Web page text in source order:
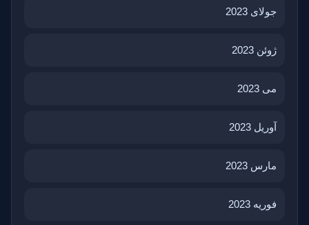
جولای 2023
ژوئن 2023
می 2023
آوریل 2023
مارس 2023
فوریه 2023